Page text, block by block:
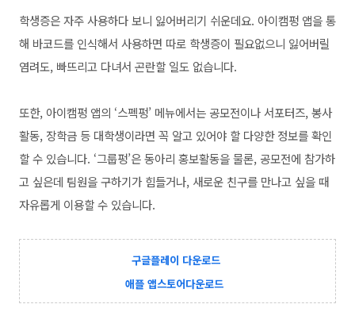
학생증은 자주 사용하다 보니 잃어버리기 쉬운데요. 아이캠펑 앱을 통
해 바코드를 인식해서 사용하면 따로 학생증이 필요없으니 잃어버릴
염려도, 빠뜨리고 다녀서 곤란할 일도 없습니다.
또한, 아이캠펑 앱의 ‘스펙펑’ 메뉴에서는 공모전이나 서포터즈, 봉사
활동, 장학금 등 대학생이라면 꼭 알고 있어야 할 다양한 정보를 확인
할 수 있습니다. ‘그룹펑’은 동아리 홍보활동을 물론, 공모전에 참가하
고 싶은데 팀원을 구하기가 힘들거나, 새로운 친구를 만나고 싶을 때
자유롭게 이용할 수 있습니다.
구글플레이 다운로드
애플 앱스토어다운로드